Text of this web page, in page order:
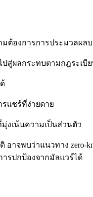
องการการประมวลผล
สู่ผลกระทบตามกฎระเบี
แชร์ที่ง่ายดาย
งเน้นความเป็นส่วนตัว
จพบว่าแนวทาง
ารปกป้องจากมัลแวร์ได้